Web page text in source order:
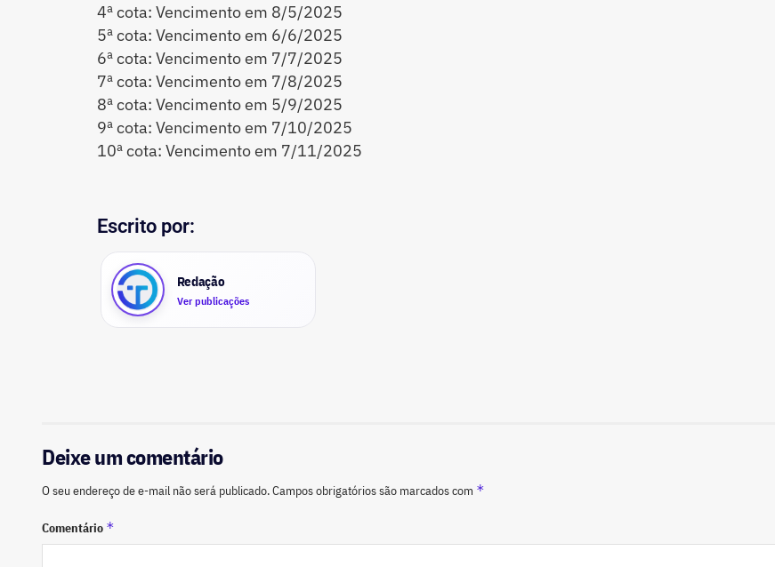
4ª cota: Vencimento em 8/5/2025
5ª cota: Vencimento em 6/6/2025
6ª cota: Vencimento em 7/7/2025
7ª cota: Vencimento em 7/8/2025
8ª cota: Vencimento em 5/9/2025
9ª cota: Vencimento em 7/10/2025
10ª cota: Vencimento em 7/11/2025
Escrito por:
Redação
Ver publicações
Deixe um comentário
O seu endereço de e-mail não será publicado.Campos obrigatórios são marcados com *
Comentário *